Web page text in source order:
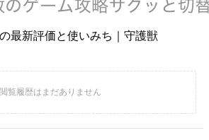
最新評価と使いみち｜守護獣